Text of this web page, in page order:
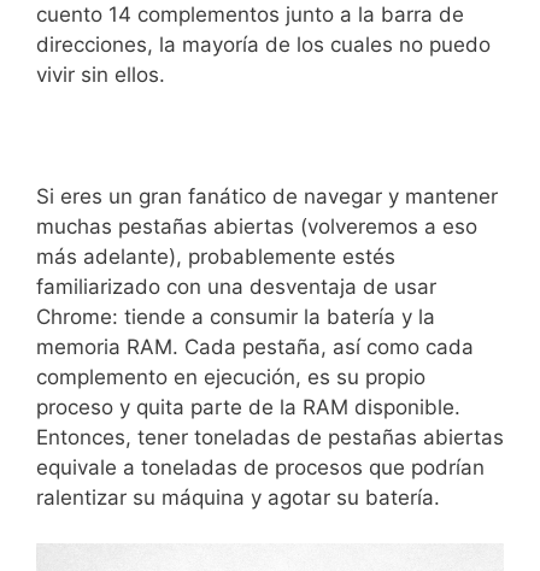
cuento 14 complementos junto a la barra de
direcciones, la mayoría de los cuales no puedo
vivir sin ellos.
Si eres un gran fanático de navegar y mantener
muchas pestañas abiertas (volveremos a eso
más adelante), probablemente estés
familiarizado con una desventaja de usar
Chrome: tiende a consumir la batería y la
memoria RAM. Cada pestaña, así como cada
complemento en ejecución, es su propio
proceso y quita parte de la RAM disponible.
Entonces, tener toneladas de pestañas abiertas
equivale a toneladas de procesos que podrían
ralentizar su máquina y agotar su batería.